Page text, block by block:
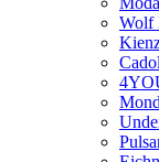
Wolf